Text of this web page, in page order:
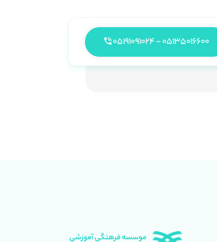
05135016600 - 05191091024